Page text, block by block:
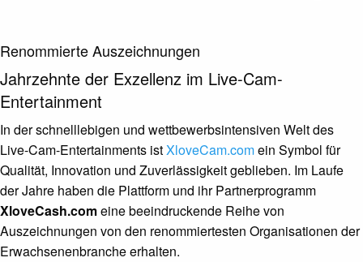
Renommierte Auszeichnungen
Jahrzehnte der Exzellenz im Live-Cam-
Entertainment
In der schnelllebigen und wettbewerbsintensiven Welt des
Live-Cam-Entertainments istXloveCam.comein Symbol für
Qualität, Innovation und Zuverlässigkeit geblieben. Im Laufe
der Jahre haben die Plattform und ihr Partnerprogramm
XloveCash.comeine beeindruckende Reihe von
Auszeichnungen von den renommiertesten Organisationen der
Erwachsenenbranche erhalten.